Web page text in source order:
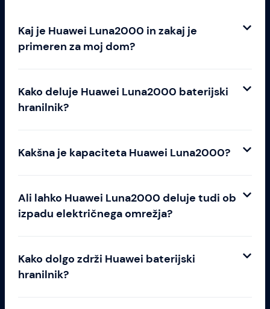
Kaj je Huawei Luna2000 in zakaj je
primeren za moj dom?
Kako deluje Huawei Luna2000 baterijski
hranilnik?
Kakšna je kapaciteta Huawei Luna2000?
Ali lahko Huawei Luna2000 deluje tudi ob
izpadu električnega omrežja?
Kako dolgo zdrži Huawei baterijski
hranilnik?